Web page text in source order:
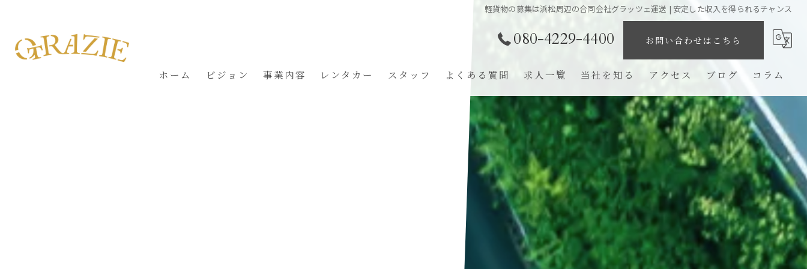
軽貨物の募集は浜松周辺の合同会社グラッツェ運送 | 安定した収入を得られるチャンス
080-4229-4400 お問い合わせはこちら
ホーム ビジョン 事業内容 レンタカー スタッフ よくある質問 求人一覧 当社を知る
業務委託
未経験
ドライバー
高収入
完全歩合制
アクセス ブログ コラム